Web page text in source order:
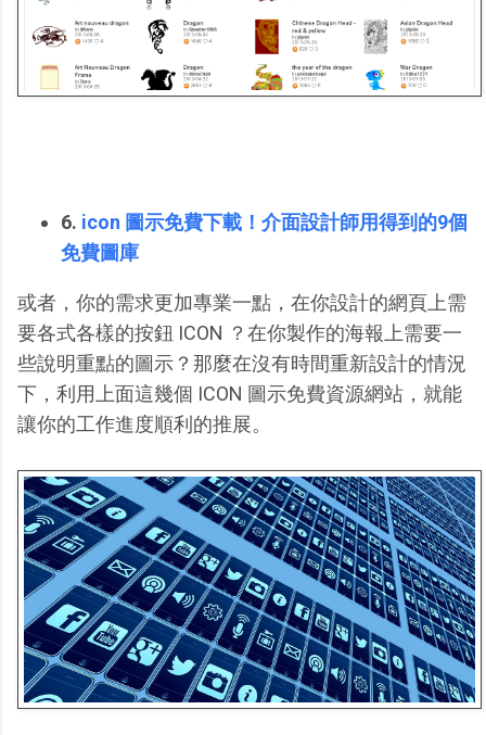
6. icon 圖示免費下載！介面設計師用得到的9個
免費圖庫
或者，你的需求更加專業一點，在你設計的網頁上需
要各式各樣的按鈕 ICON ？在你製作的海報上需要一
些說明重點的圖示？那麼在沒有時間重新設計的情況
下，利用上面這幾個 ICON 圖示免費資源網站，就能
讓你的工作進度順利的推展。